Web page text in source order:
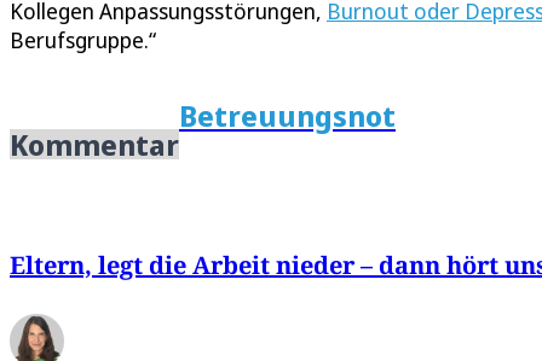
Kollegen Anpassungsstörungen, Burnout oder
Berufsgruppe.“
Kommentar
Betreuungsnot
Eltern, legt die Arbeit nieder – dann hört